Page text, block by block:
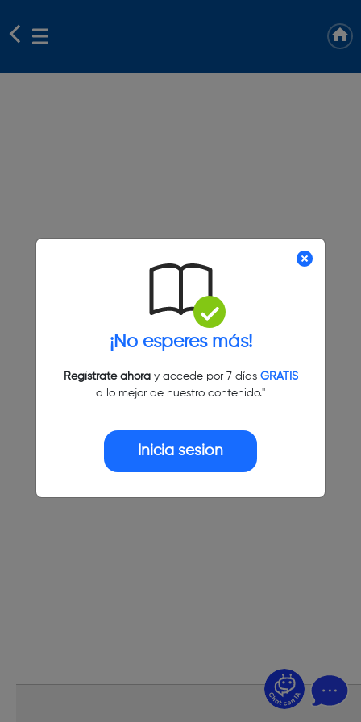
¡No esperes más!
Regístrate ahoray accede por 7 días GRATIS
a lo mejor de nuestro contenido."
Inicia sesión